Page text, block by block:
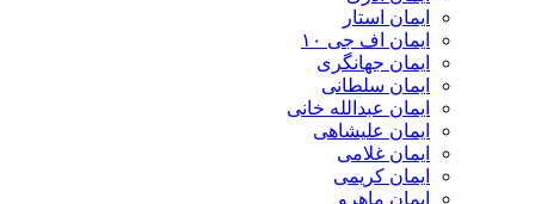
ایمان استار
ایمان اف جی ۱۰
ایمان جهانگری
ایمان سلطانی
ایمان عبدالله خانی
ایمان علیشاهی
ایمان غلامی
ایمان کریمی
ایمان ماهرو